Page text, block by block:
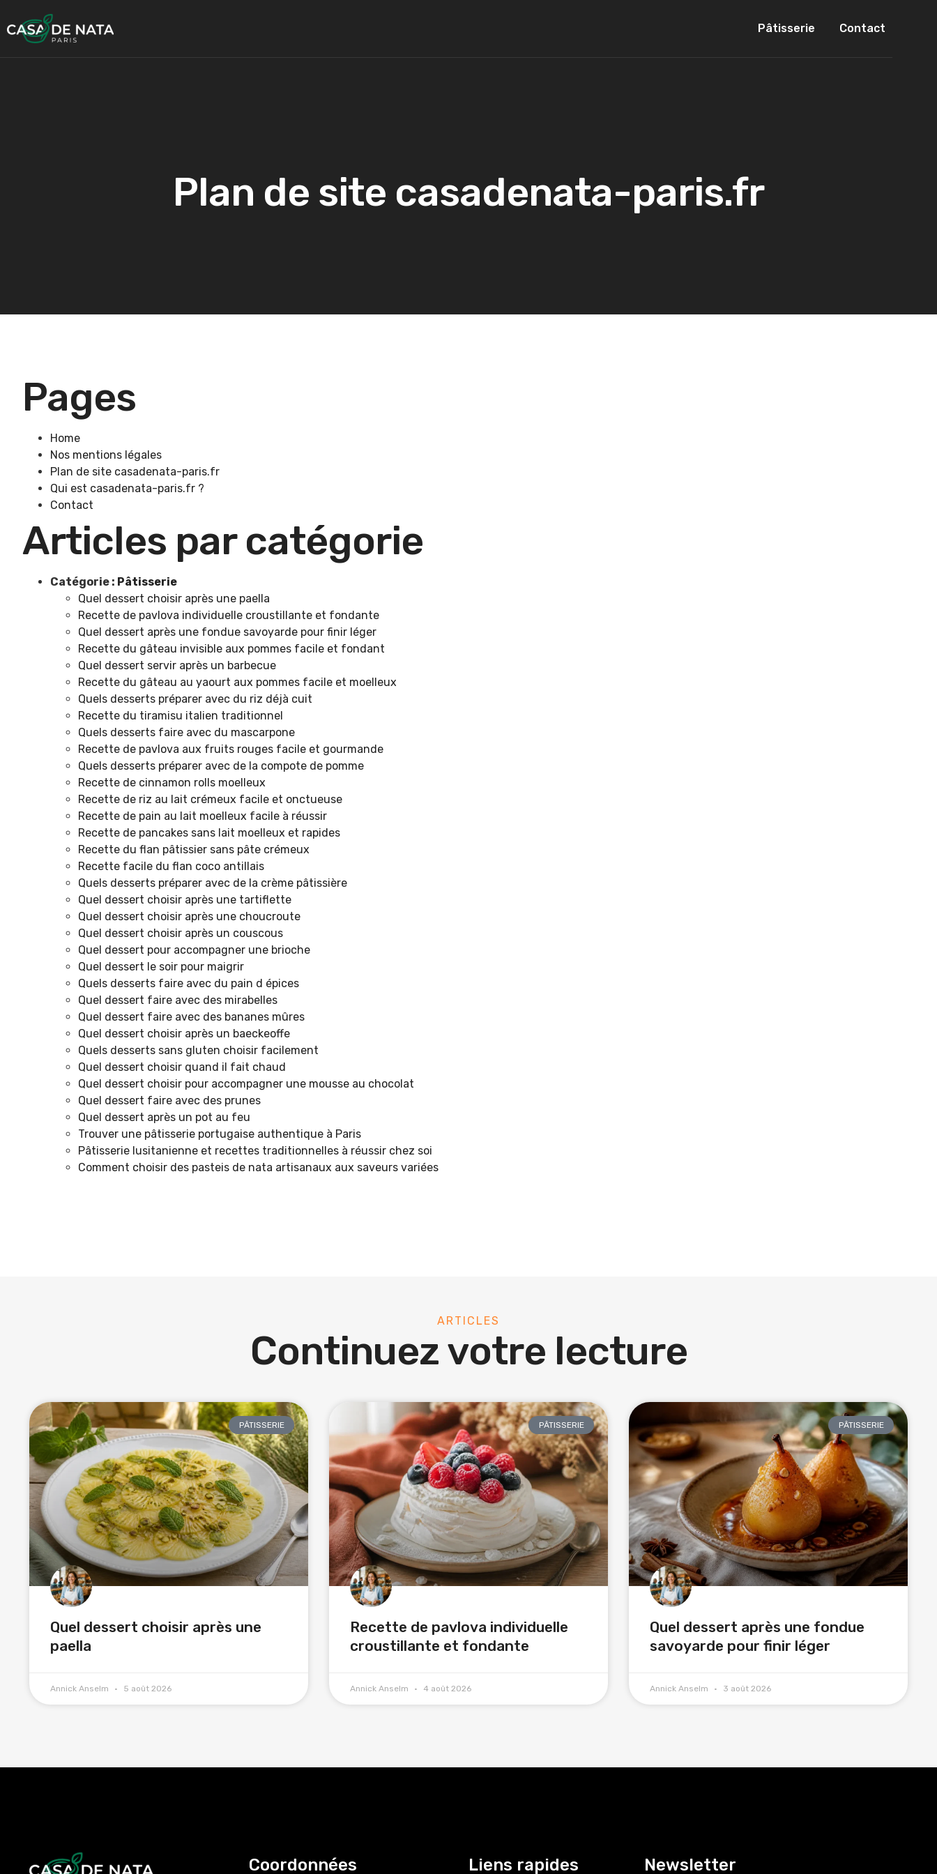
Pâtisserie Contact
Plan de site casadenata-paris.fr
Pages
Home
Nos mentions légales
Plan de site casadenata-paris.fr
Qui est casadenata-paris.fr ?
Contact
Articles par catégorie
Catégorie : Pâtisserie
Quel dessert choisir après une paella
Recette de pavlova individuelle croustillante et fondante
Quel dessert après une fondue savoyarde pour finir léger
Recette du gâteau invisible aux pommes facile et fondant
Quel dessert servir après un barbecue
Recette du gâteau au yaourt aux pommes facile et moelleux
Quels desserts préparer avec du riz déjà cuit
Recette du tiramisu italien traditionnel
Quels desserts faire avec du mascarpone
Recette de pavlova aux fruits rouges facile et gourmande
Quels desserts préparer avec de la compote de pomme
Recette de cinnamon rolls moelleux
Recette de riz au lait crémeux facile et onctueuse
Recette de pain au lait moelleux facile à réussir
Recette de pancakes sans lait moelleux et rapides
Recette du flan pâtissier sans pâte crémeux
Recette facile du flan coco antillais
Quels desserts préparer avec de la crème pâtissière
Quel dessert choisir après une tartiflette
Quel dessert choisir après une choucroute
Quel dessert choisir après un couscous
Quel dessert pour accompagner une brioche
Quel dessert le soir pour maigrir
Quels desserts faire avec du pain d épices
Quel dessert faire avec des mirabelles
Quel dessert faire avec des bananes mûres
Quel dessert choisir après un baeckeoffe
Quels desserts sans gluten choisir facilement
Quel dessert choisir quand il fait chaud
Quel dessert choisir pour accompagner une mousse au chocolat
Quel dessert faire avec des prunes
Quel dessert après un pot au feu
Trouver une pâtisserie portugaise authentique à Paris
Pâtisserie lusitanienne et recettes traditionnelles à réussir chez soi
Comment choisir des pasteis de nata artisanaux aux saveurs variées
ARTICLES
Continuez votre lecture
PÂTISSERIE
Quel dessert choisir après une
paella
Annick Anselm 5 août 2026
PÂTISSERIE
Recette de pavlova individuelle
croustillante et fondante
Annick Anselm 4 août 2026
PÂTISSERIE
Quel dessert après une fondue
savoyarde pour finir léger
Annick Anselm 3 août 2026
Coordonnées Liens rapides Newsletter